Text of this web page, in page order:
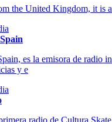
the United Kingdom, it is
es la emisora de radio
y e